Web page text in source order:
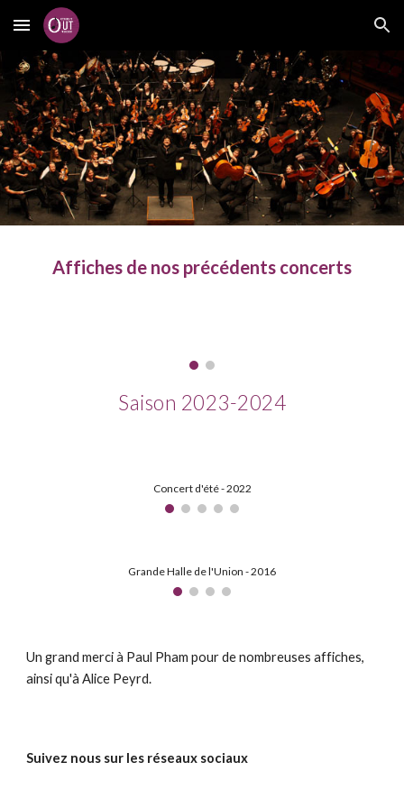
Skip to main content Skip to navigation
Affiches de nos précédents concerts
Saison 2023-2024
Concert d'été - 2022
Grande Halle de l'Union - 2016
Un grand merci à Paul Pham pour de nombreuses affiches,
ainsi qu'à Alice Peyrd.
Suivez nous sur les réseaux sociaux